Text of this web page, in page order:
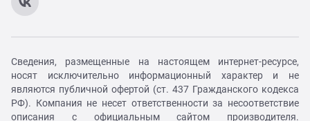
Сведения, размещенные на настоящем интернет-ресурсе,
носят исключительно информационный характер и не
являются публичной офертой (ст. 437 Гражданского кодекса
РФ). Компания не несет ответственности за несоответствие
описания с официальным сайтом производителя.